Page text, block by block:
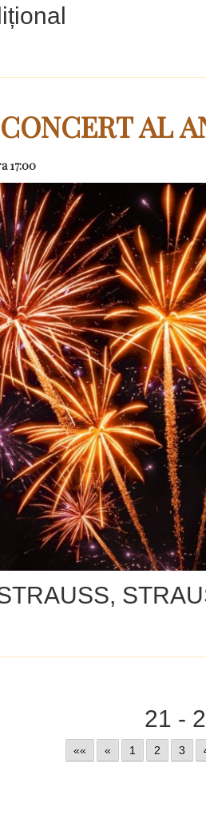
AL
17:00
21 -
«« « 1 2 3